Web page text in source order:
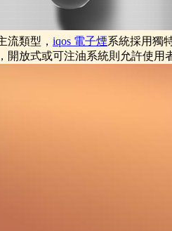
流類型， iqos 電子煙​系統採用獨
開放式或可注油系統則允許使